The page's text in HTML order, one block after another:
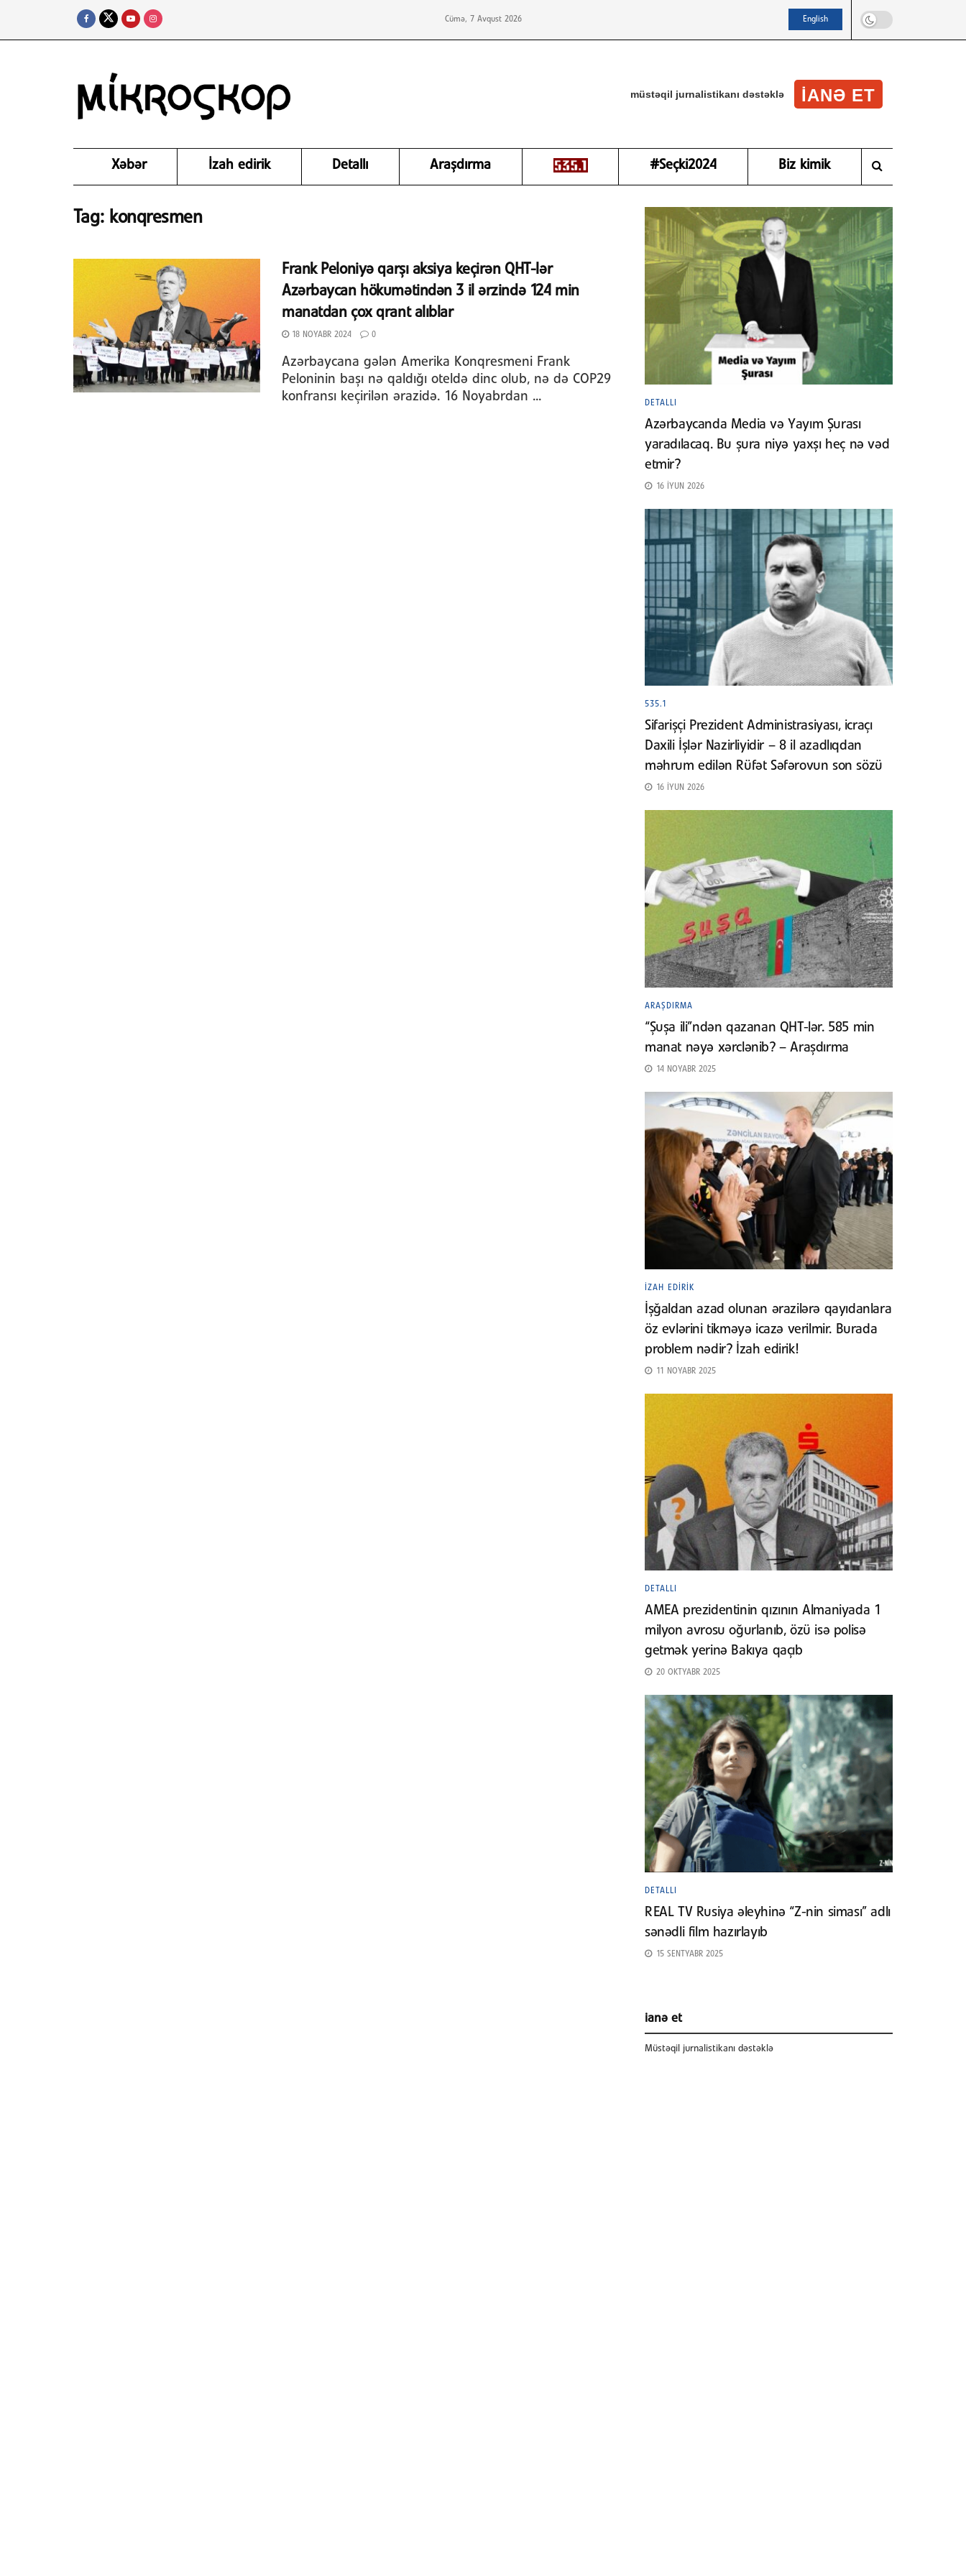
Cümə, 7 Avqust 2026 English
müstəqil jurnalistikanı dəstəklə IANƏ ET
Xəbər İzah edirik Detallı Araşdırma #Seçki2024 Biz kimik
Tag: konqresmen
Frank Peloniyə qarşı aksiya keçirən QHT-lər
Azərbaycan hökumətindən 3 il ərzində 124 min
manatdan çox qrant alıblar
18 NOYABR 2024 0
Azərbaycana gələn Amerika Konqresmeni Frank
Peloninin başı nə qaldığı oteldə dinc olub, nə də COP29
konfransı keçirilən ərazidə. 16 Noyabrdan ...
DETALLI
Azərbaycanda Media və Yayım Şurası
yaradılacaq. Bu şura niyə yaxşı heç nə vəd
etmir?
16 İYUN 2026
535.1
Sifarişçi Prezident Administrasiyası, icraçı
Daxili İşlər Nazirliyidir – 8 il azadlıqdan
məhrum edilən Rüfət Səfərovun son sözü
16 İYUN 2026
ARAŞDIRMA
“Şuşa ili”ndən qazanan QHT-lər. 585 min
manat nəyə xərclənib? – Araşdırma
14 NOYABR 2025
İZAH EDIRIK
İşğaldan azad olunan ərazilərə qayıdanlara
öz evlərini tikməyə icazə verilmir. Burada
problem nədir? İzah edirik!
11 NOYABR 2025
DETALLI
AMEA prezidentinin qızının Almaniyada 1
milyon avrosu oğurlanıb, özü isə polisə
getmək yerinə Bakıya qaçıb
20 OKTYABR 2025
DETALLI
REAL TV Rusiya əleyhinə “Z-nin siması” adlı
sənədli film hazırlayıb
15 SENTYABR 2025
ianə et
Müstəqil jurnalistikanı dəstəklə